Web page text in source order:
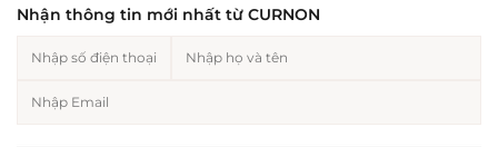
Nhận thông tin mới nhất từ CURNON